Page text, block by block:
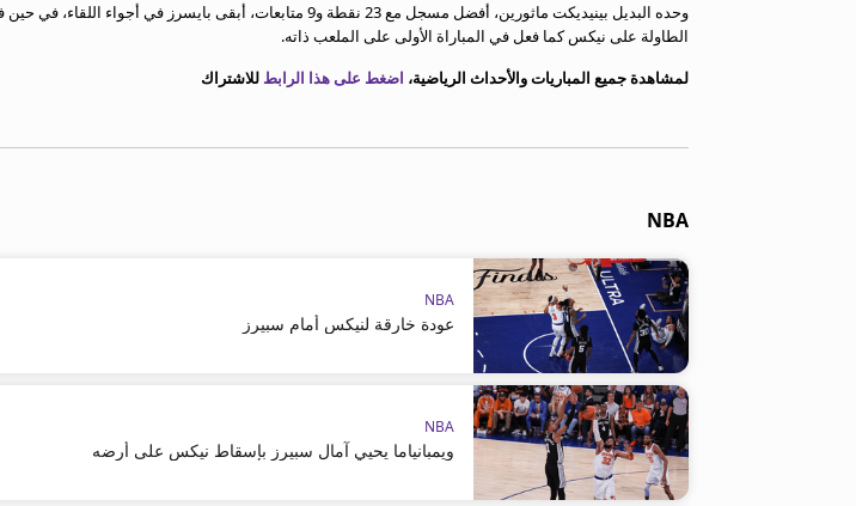
وحده البديل بينيديكت ماثورين، أفضل مسجل مع 23 نقطة و9 متابعات، أبقى بايسرز في
الطاولة على نيكس كما فعل في المباراة الأولى على الملعب ذاته.
لمشاهدة جميع المباريات والأحداث الرياضية، اضغط على هذا الرابط للاشتراك
NBA
NBA
عودة خارقة لنيكس أمام سبيرز
NBA
ويمبانياما يحيي آمال سبيرز بإسقاط نيكس على أرضه